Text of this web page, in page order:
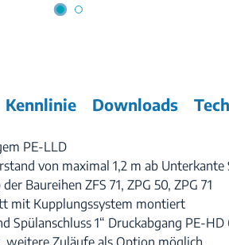
Kennlinie Downloads
PE-LLD
von maximal 1,2 m ab Unterkante
Baureihen ZFS 71, ZPG 50, ZPG 71
mit Kupplungssystem montiert
Spülanschluss 1“ Druckabgang PE-